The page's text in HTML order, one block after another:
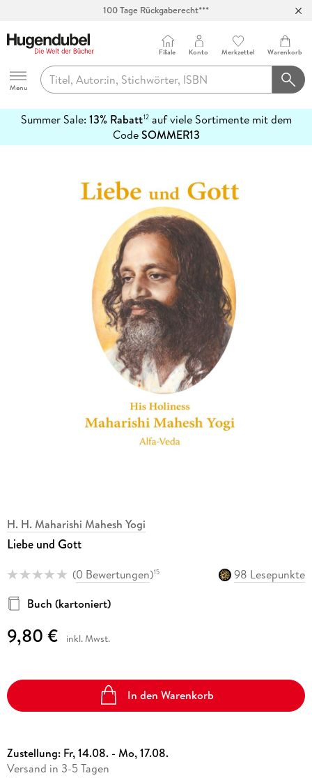
100 Tage Rückgaberecht***
Hugendubel
Menu
Filiale Konto Merkzettel Warenkorb
Summer Sale: 13% Rabatt12auf viele Sortimente mit dem
CodeSOMMER13
erfahren
H. H. Maharishi Mahesh Yogi
Liebe und Gott
(0 Bewertungen)15
98 Lesepunkte
Buch (kartoniert)
9,80 € inkl. Mwst.
In den Warenkorb
Zustellung: Fr, 14.08. - Mo, 17.08.
Versand in 3-5 Tagen